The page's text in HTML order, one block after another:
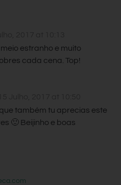
estranho e muito
cada cena. Top!
também tu aprecias este
🙂 Beijinho e boas